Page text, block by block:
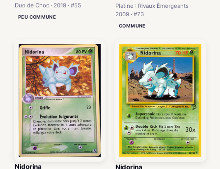
Duo de Choc · 2019 · #55
PEU COMMUNE
Platine : Rivaux Émergeants ·
2009 · #73
COMMUNE
Nidorina Nidorina